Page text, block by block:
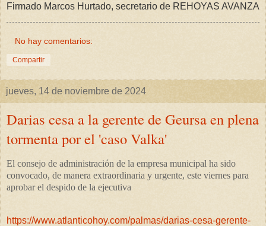
Firmado Marcos Hurtado, secretario de REHOYAS AVANZA
No hay comentarios:
Compartir
jueves, 14 de noviembre de 2024
Darias cesa a la gerente de Geursa en plena
tormenta por el 'caso Valka'
El consejo de administración de la empresa municipal ha sido
convocado, de manera extraordinaria y urgente, este viernes para
aprobar el despido de la ejecutiva
https://www.atlanticohoy.com/palmas/darias-cesa-gerente-